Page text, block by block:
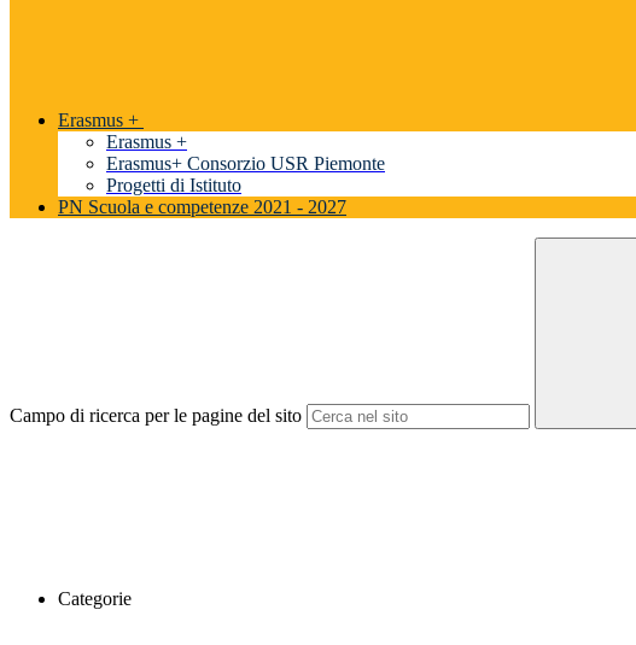
Erasmus +
Erasmus +
Erasmus+ Consorzio USR Piemonte
Progetti di Istituto
PN Scuola e competenze 2021 - 2027
Campo di ricerca per le pagine del sito
Categorie